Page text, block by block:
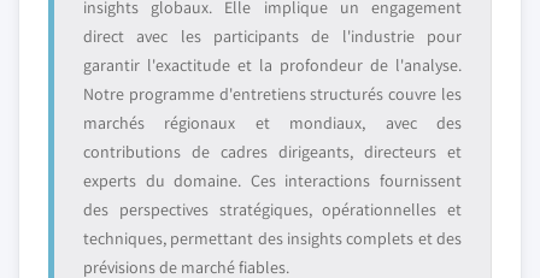
insights globaux. Elle implique un engagement
direct avec les participants de l'industrie pour
garantir l'exactitude et la profondeur de l'analyse.
Notre programme d'entretiens structurés couvre les
marchés régionaux et mondiaux, avec des
contributions de cadres dirigeants, directeurs et
experts du domaine. Ces interactions fournissent
des perspectives stratégiques, opérationnelles et
techniques, permettant des insights complets et des
prévisions de marché fiables.